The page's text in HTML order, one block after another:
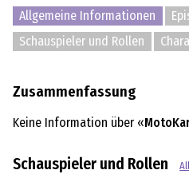
Allgemeine Informationen
Schauspieler und Rollen
Zusammenfassung
Keine Information über «
Schauspieler und Rollen